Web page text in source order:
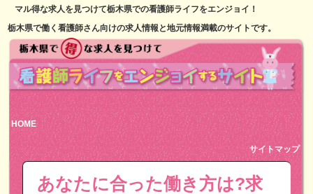
マル得な求人を見つけて栃木県での看護師ライフをエンジョイ！
栃木県で働く看護師さん向けの求人情報と地元情報満載のサイトです。
HOME
サイトマップ
あなたに合った働き方は?求